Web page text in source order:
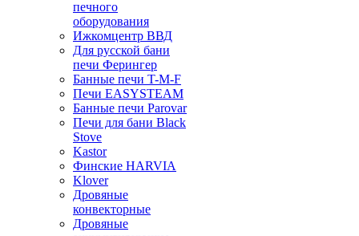
печного
оборудования
Ижкомцентр ВВД
Для русской бани
печи Ферингер
Банные печи T-M-F
Печи EASYSTEAM
Банные печи Parovar
Печи для бани Black
Stove
Kastor
Финские HARVIA
Klover
Дровяные
конвекторные
Дровяные